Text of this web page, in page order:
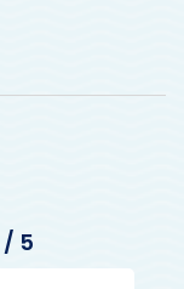
/ 5